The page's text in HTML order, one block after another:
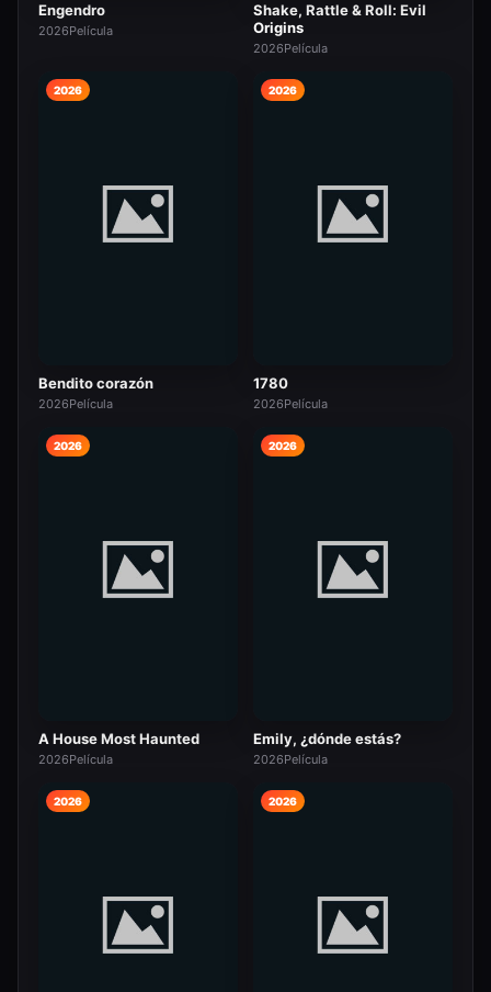
Engendro
2026Película
Shake, Rattle & Roll: Evil
Origins
2026Película
2026
Bendito corazón
2026Película
2026
1780
2026Película
2026
A House Most Haunted
2026Película
2026
Emily, ¿dónde estás?
2026Película
2026 2026